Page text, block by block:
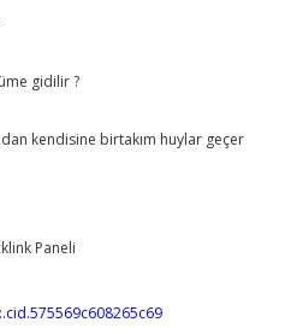
gidilir ?
kendisine birtakım huylar geçer